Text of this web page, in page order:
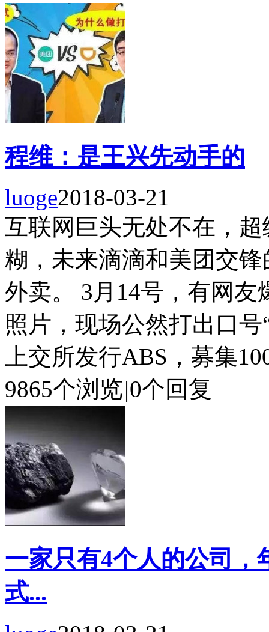
程维：是王兴先动手的
luoge2018-03-21
互联网巨头无处不在，
糊，未来滴滴和美团交
外卖。 3月14号，有网友
照片，现场公然打出口
上交所发行ABS，募集
9865个浏览|0个回复
一家只有4个人的公司，
式...